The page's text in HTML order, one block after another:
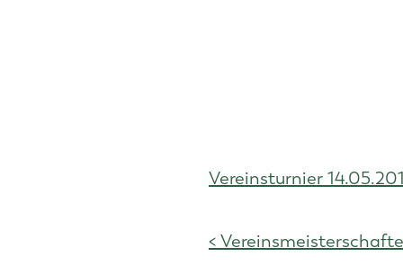
Vereinsturnier
<